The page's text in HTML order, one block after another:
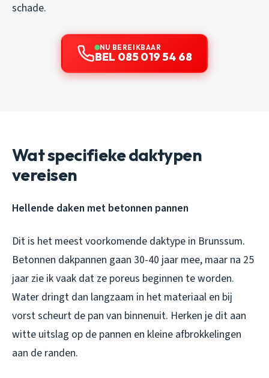
schade.
NU BEREIKBAAR
BEL 085 019 54 68
Wat specifieke daktypen
vereisen
Hellende daken met betonnen pannen
Dit is het meest voorkomende daktype in Brunssum.
Betonnen dakpannen gaan 30-40 jaar mee, maar na 25
jaar zie ik vaak dat ze poreus beginnen te worden.
Water dringt dan langzaam in het materiaal en bij
vorst scheurt de pan van binnenuit. Herken je dit aan
witte uitslag op de pannen en kleine afbrokkelingen
aan de randen.